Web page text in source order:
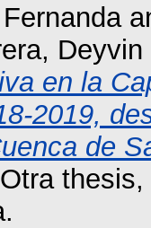
Deyvin
en la
2019,
de
Otra